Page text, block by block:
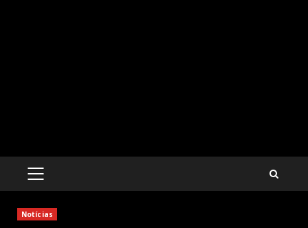
PRIMARY
Notícias